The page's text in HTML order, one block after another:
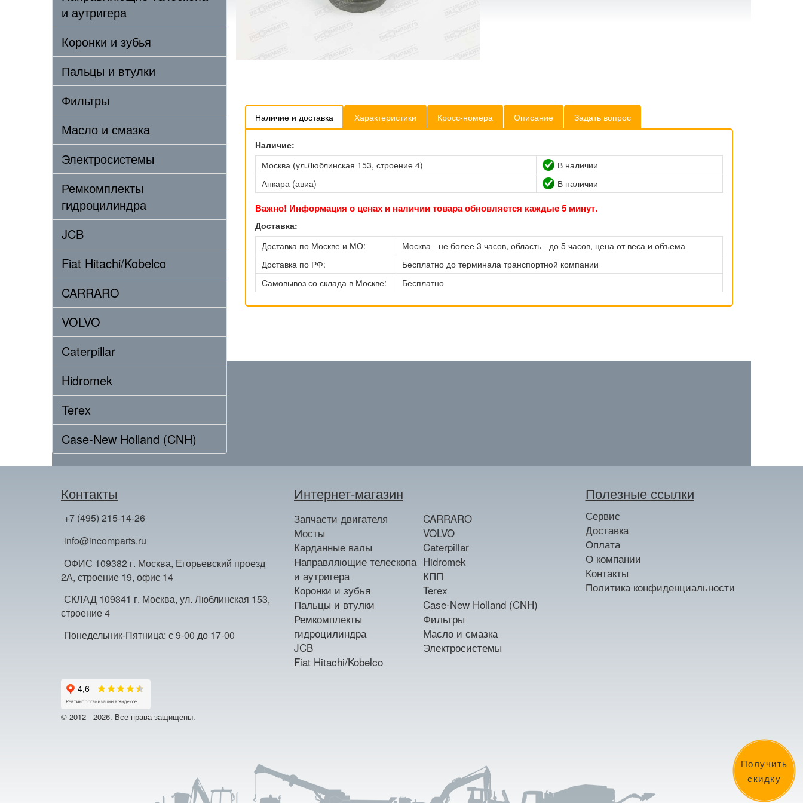
Получить
скидку
и аутригера
Коронки и зубья
Пальцы и втулки
Фильтры
Масло и смазка
Электросистемы
Ремкомплекты
гидроцилиндра
JCB
Fiat Hitachi/Kobelco
CARRARO
VOLVO
Caterpillar
Hidromek
Terex
Case-New Holland (CNH)
Наличие и доставка Характеристики Кросс-номера Описание Задать вопрос
Наличие:
Москва (ул.Люблинская 153, строение 4)
В наличии
Анкара (авиа)
В наличии
Важно! Информация о ценах и наличии товара обновляется каждые 5 минут.
Доставка:
Доставка по Москве и МО:
Москва - не более 3 часов, область - до 5 часов, цена от веса и объема
Доставка по РФ:
Бесплатно до терминала транспортной компании
Самовывоз со склада в Москве:
Бесплатно
Контакты
+7 (495) 215-14-26
info@incomparts.ru
ОФИС 109382 г. Москва, Егорьевский проезд
2А, строение 19, офис 14
СКЛАД 109341 г. Москва, ул. Люблинская 153,
строение 4
Понедельник-Пятница: с 9-00 до 17-00
Интернет-магазин
Запчасти двигателя
Мосты
Карданные валы
Направляющие телескопа
и аутригера
Коронки и зубья
Пальцы и втулки
Ремкомплекты
гидроцилиндра
JCB
Fiat Hitachi/Kobelco
CARRARO
VOLVO
Caterpillar
Hidromek
КПП
Terex
Case-New Holland (CNH)
Фильтры
Масло и смазка
Электросистемы
Полезные ссылки
Сервис
Доставка
Оплата
О компании
Контакты
Политика конфиденциальности
© 2012 - 2026. Все права защищены.